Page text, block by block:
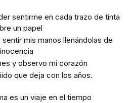
sentirme en cada trazo de tinta
un papel
mis manos llenándolas de
inocencia
y observo mi corazón
que deja con los años.
es un viaje en el tiempo